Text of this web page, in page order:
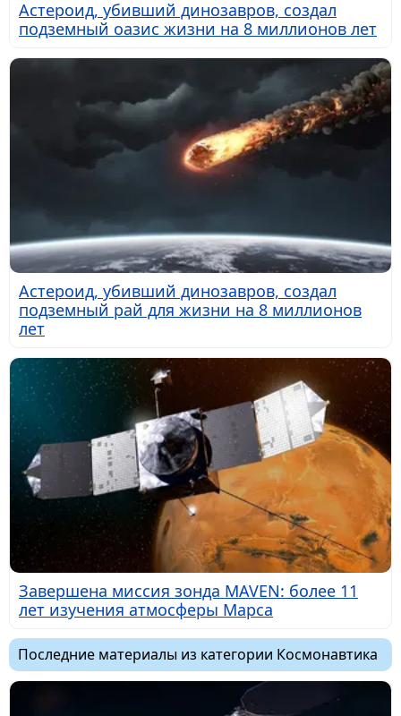
Астероид, убивший динозавров, создал
подземный оазис жизни на 8 миллионов лет
Астероид, убивший динозавров, создал
подземный рай для жизни на 8 миллионов
лет
Завершена миссия зонда MAVEN: более 11
лет изучения атмосферы Марса
Последние материалы из категории Космонавтика